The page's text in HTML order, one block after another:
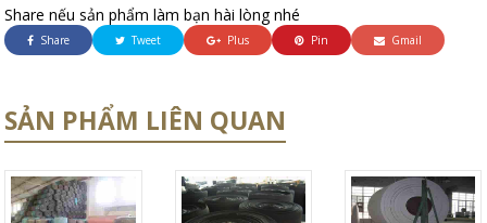
Share nếu sản phẩm làm bạn hài lòng nhé
Share Tweet Plus Pin Gmail
SẢN PHẨM LIÊN QUAN